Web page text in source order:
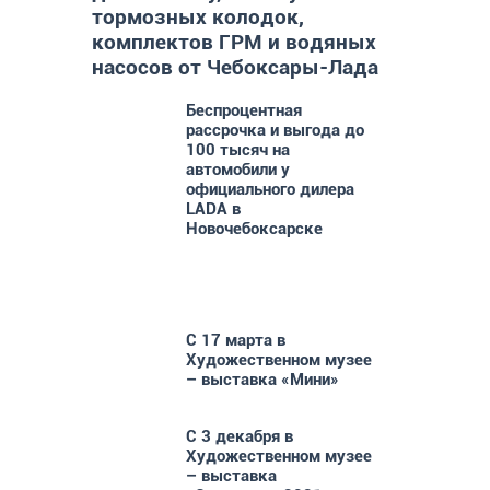
тормозных колодок,
комплектов ГРМ и водяных
насосов от Чебоксары-Лада
Беспроцентная
рассрочка и выгода до
100 тысяч на
автомобили у
официального дилера
LADA в
Новочебоксарске
С 17 марта в
Художественном музее
– выставка «Мини»
С 3 декабря в
Художественном музее
– выставка